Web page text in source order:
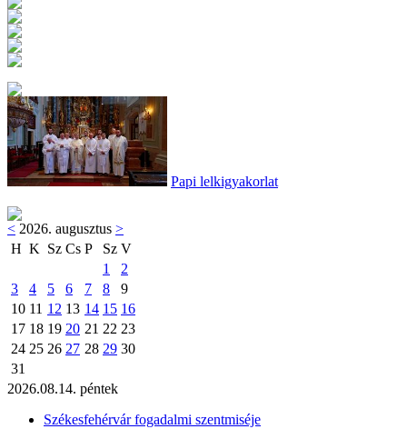
Papi lelkigyakorlat
< 2026. augusztus >
H K Sz Cs P Sz V
1
2
3
4 5 6 7 8
9
10 11 12 13 14 15 16
17 18 19 20 21 22 23
24 25 26 27 28 29 30
31
2026.08.14. péntek
Székesfehérvár fogadalmi szentmiséje